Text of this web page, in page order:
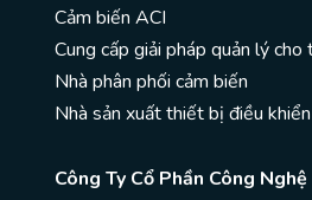
Cảm biến ACI
Cung cấp giải pháp quản lý cho
Nhà phân phối cảm biến
Nhà sản xuất thiết bị điều khiển
Công Ty Cổ Phần Công Nghệ